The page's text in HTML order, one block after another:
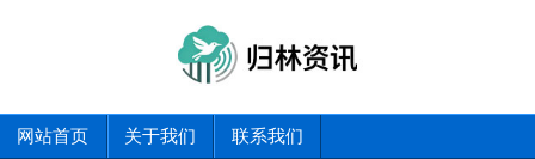
网站首页 关于我们 联系我们